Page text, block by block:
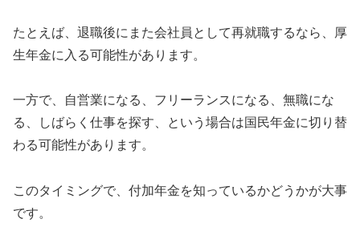
たとえば、退職後にまた会社員として再就職するなら、厚
生年金に入る可能性があります。
一方で、自営業になる、フリーランスになる、無職にな
る、しばらく仕事を探す、という場合は国民年金に切り替
わる可能性があります。
このタイミングで、付加年金を知っているかどうかが大事
です。